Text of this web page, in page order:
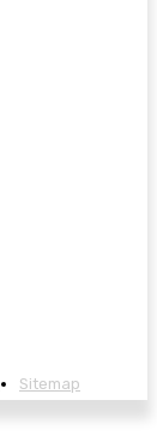
Sitemap